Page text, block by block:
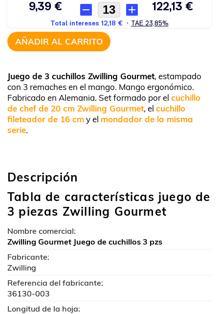
AÑADIR AL CARRITO
Juego de 3 cuchillos Zwilling Gourmet, estampado
con 3 remaches en el mango. Mango ergonómico.
Fabricado en Alemania. Set formado por el cuchillo
de chef de 20 cm Zwilling Gourmet, el cuchillo
fileteador de 16 cmy el mondador de la misma
serie.
Descripción
Tabla de características juego de
3 piezas Zwilling Gourmet
Nombre comercial:
Zwilling Gourmet Juego de cuchillos 3 pzs
Fabricante:
Zwilling
Referencia del fabricante:
36130-003
Longitud de la hoja: